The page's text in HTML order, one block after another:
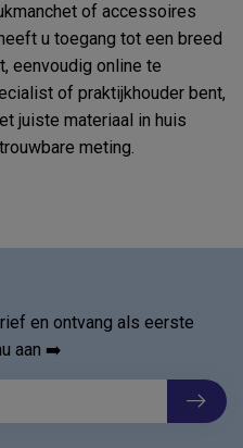
of accessoires
u toegang tot een breed
eenvoudig online te
of praktijkhouder bent,
juiste materiaal in huis
meting.
en ontvang als eerste
aan ➡️